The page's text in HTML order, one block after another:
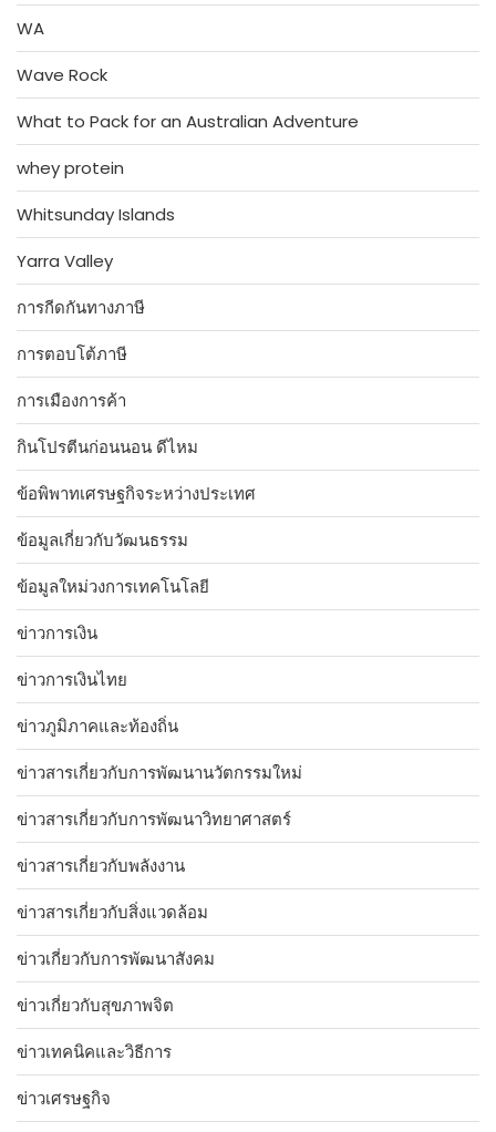
WA
Wave Rock
What to Pack for an Australian Adventure
whey protein
Whitsunday Islands
Yarra Valley
การกีดกันทางภาษี
การตอบโต้ภาษี
การเมืองการค้า
กินโปรตีนก่อนนอน ดีไหม
ข้อพิพาทเศรษฐกิจระหว่างประเทศ
ข้อมูลเกี่ยวกับวัฒนธรรม
ข้อมูลใหม่วงการเทคโนโลยี
ข่าวการเงิน
ข่าวการเงินไทย
ข่าวภูมิภาคและท้องถิ่น
ข่าวสารเกี่ยวกับการพัฒนานวัตกรรมใหม่
ข่าวสารเกี่ยวกับการพัฒนาวิทยาศาสตร์
ข่าวสารเกี่ยวกับพลังงาน
ข่าวสารเกี่ยวกับสิ่งแวดล้อม
ข่าวเกี่ยวกับการพัฒนาสังคม
ข่าวเกี่ยวกับสุขภาพจิต
ข่าวเทคนิคและวิธีการ
ข่าวเศรษฐกิจ